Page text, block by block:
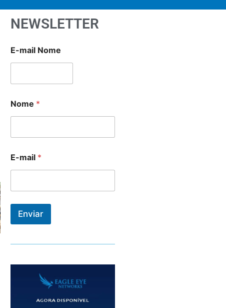
NEWSLETTER
E-mail Nome
Nome *
E-mail *
Enviar